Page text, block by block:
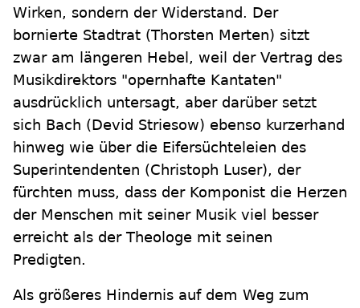
Wirken, sondern der Widerstand. Der
bornierte Stadtrat (Thorsten Merten) sitzt
zwar am längeren Hebel, weil der Vertrag des
Musikdirektors "opernhafte Kantaten"
ausdrücklich untersagt, aber darüber setzt
sich Bach (Devid Striesow) ebenso kurzerhand
hinweg wie über die Eifersüchteleien des
Superintendenten (Christoph Luser), der
fürchten muss, dass der Komponist die Herzen
der Menschen mit seiner Musik viel besser
erreicht als der Theologe mit seinen
Predigten.
Als größeres Hindernis auf dem Weg zum